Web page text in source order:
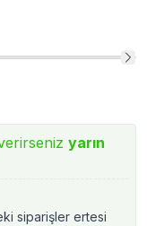
yarın
siparişler ertesi